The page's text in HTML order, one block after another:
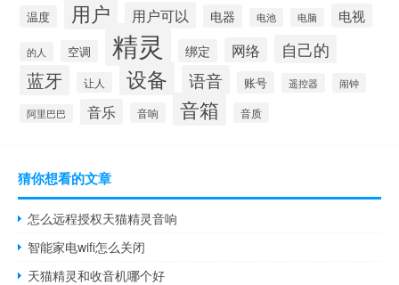
温度
用户 用户可以 电器 电池 电脑 电视
的人 空调 精灵 绑定 网络 自己的
蓝牙 让人 设备 语音 账号 遥控器 闹钟
阿里巴巴 音乐 音响 音箱 音质
猜你想看的文章
怎么远程授权天猫精灵音响
智能家电wifi怎么关闭
天猫精灵和收音机哪个好